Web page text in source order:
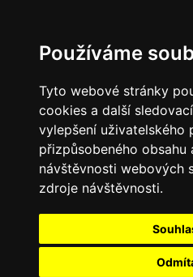
Používáme
Tyto webové stránky
cookies a další
vylepšení uživatelského
přizpůsobeného obsahu
návštěvnosti webových
zdroje návštěvnosti.